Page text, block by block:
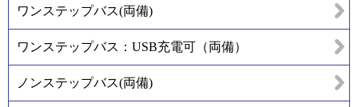
ワンステップバス(両備)
ワンステップバス：USB充電可（両備）
ノンステップバス(両備)